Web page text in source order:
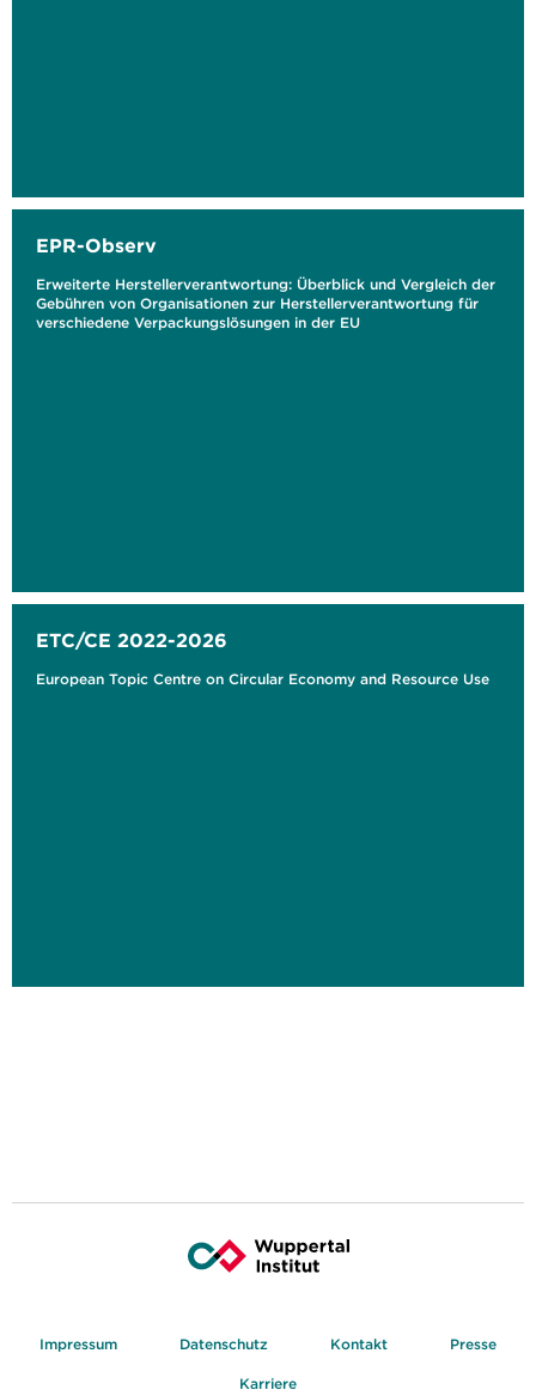
EPR-Observ
Erweiterte Herstellerverantwortung: Überblick und Vergleich der
Gebühren von Organisationen zur Herstellerverantwortung für
verschiedene Verpackungslösungen in der EU
ETC/CE 2022-2026
European Topic Centre on Circular Economy and Resource Use
Impressum Datenschutz Kontakt Presse
Karriere